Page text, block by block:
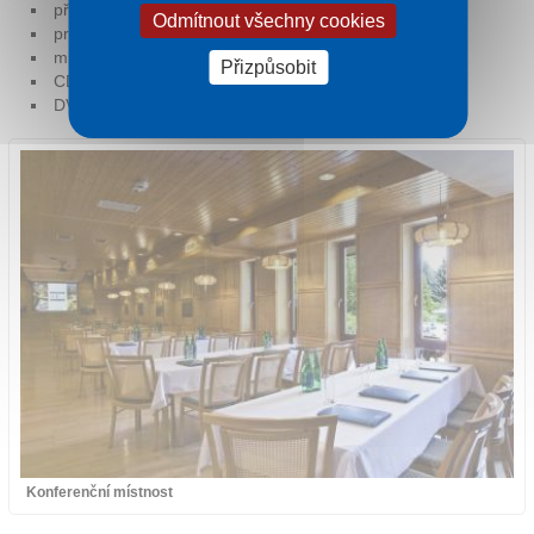
přirozené osvětlení
projektor
mikrofon
CD přehrávač
DVD přehrávač
Konferenční místnost
Odmítnout všechny cookies
Přizpůsobit